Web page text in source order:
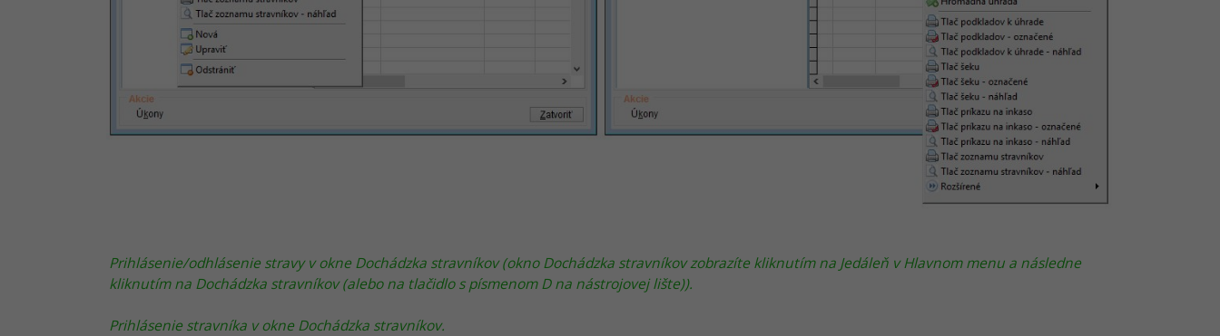
Prihlásenie/odhlásenie stravy v okne Dochádzka stravníkov (okno Dochádzka stravníkov zobrazíte kliknutím na Jedáleň v Hlavnom menu a následne
kliknutím na Dochádzka stravníkov (alebo na tlačidlo s písmenom D na nástrojovej lište)).
Prihlásenie stravníka v okne Dochádzka stravníkov.